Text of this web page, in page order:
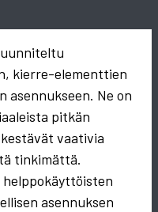
kierre-elementtien
asennukseen. Ne on
pitkän
vaativia
tinkimättä.
helppokäyttöisten
asennuksen